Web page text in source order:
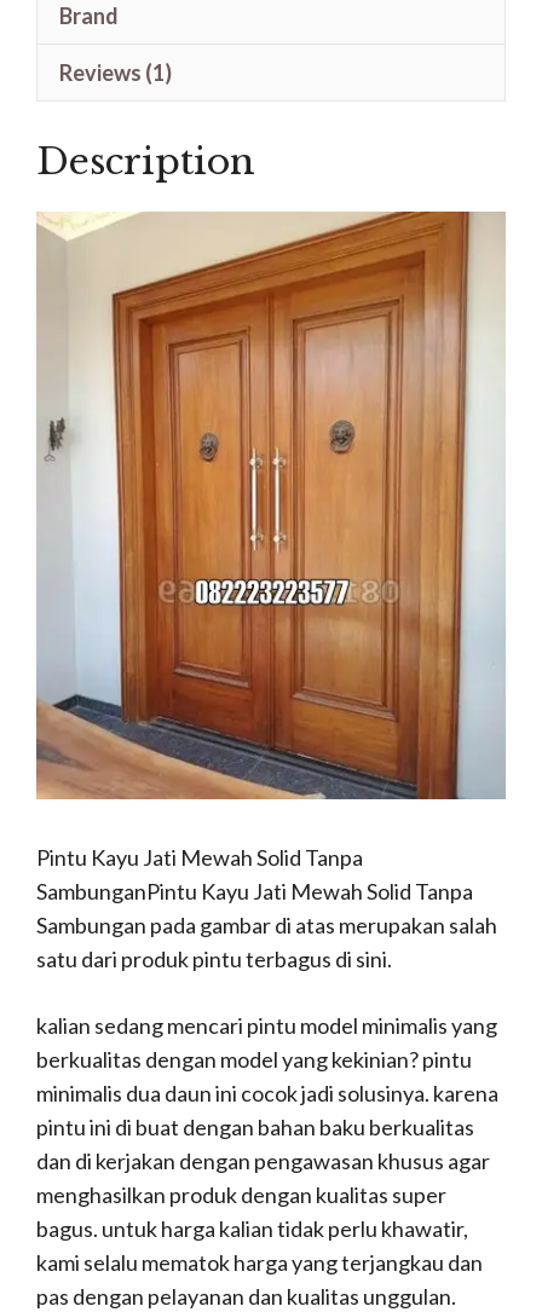
Brand
Reviews (1)
Description
Pintu Kayu Jati Mewah Solid Tanpa
SambunganPintu Kayu Jati Mewah Solid Tanpa
Sambungan pada gambar di atas merupakan salah
satu dari produk pintu terbagus di sini.
kalian sedang mencari pintu model minimalis yang
berkualitas dengan model yang kekinian? pintu
minimalis dua daun ini cocok jadi solusinya. karena
pintu ini di buat dengan bahan baku berkualitas
dan di kerjakan dengan pengawasan khusus agar
menghasilkan produk dengan kualitas super
bagus. untuk harga kalian tidak perlu khawatir,
kami selalu mematok harga yang terjangkau dan
pas dengan pelayanan dan kualitas unggulan.